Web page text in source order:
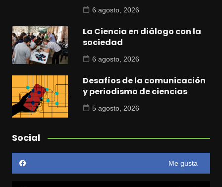
6 agosto, 2026
La Ciencia en diálogo con la
sociedad
6 agosto, 2026
Desafíos de la comunicación
y periodismo de ciencias
5 agosto, 2026
Social
Me gusta